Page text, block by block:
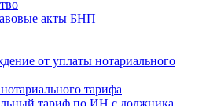
акты БНП
от уплаты нотариального
тарифа